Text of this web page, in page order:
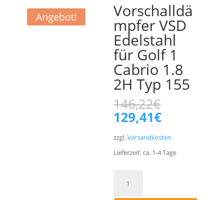
Angebot! Vorschalldä
mpfer VSD
Edelstahl
für Golf 1
Cabrio 1.8
2H Typ 155
146,22€
146,22€
129,41€Aktueller
ist:
129,41€.
zzgl.Versandkosten
Lieferzeit:ca. 1-4Tage
Edelstahl